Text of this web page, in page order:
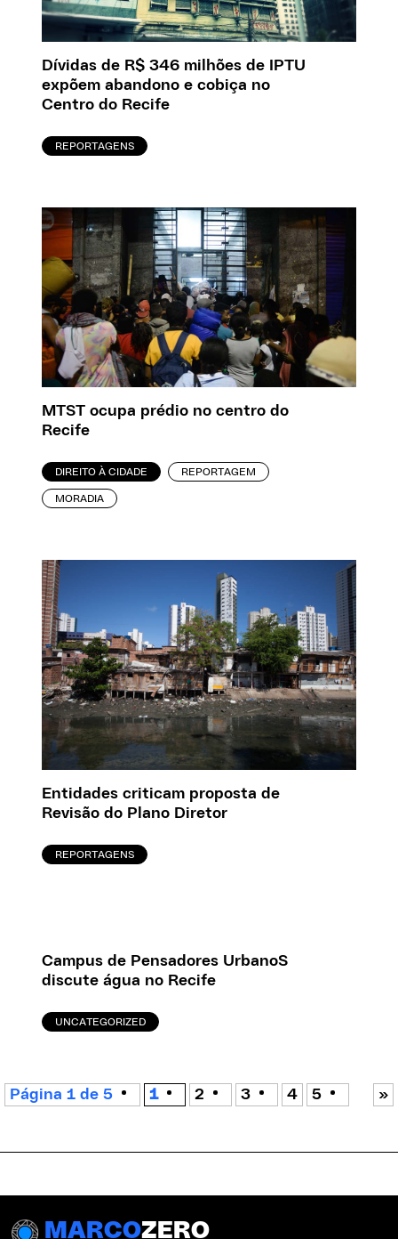
Dívidas de R$ 346 milhões de IPTU
expõem abandono e cobiça no
Centro do Recife
REPORTAGENS
MTST ocupa prédio no centro do
Recife
DIREITO À CIDADE REPORTAGEM
MORADIA
Entidades criticam proposta de
Revisão do Plano Diretor
REPORTAGENS
Campus de Pensadores UrbanoS
discute água no Recife
UNCATEGORIZED
Página 1 de 5 1 2 3 4 5 »
MARCOZERO